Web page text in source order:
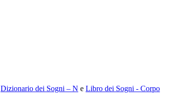
Dizionario dei Sogni – N e Libro dei Sogni - Corpo